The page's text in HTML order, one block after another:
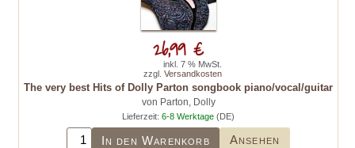
The very best Hits of Dolly Parton songbook piano/vocal/guitar
von Parton, Dolly
Lieferzeit: 6-8 Werktage (DE)
In den Warenkorb Ansehen
26,99 €
inkl. 7 % MwSt.
zzgl. Versandkosten